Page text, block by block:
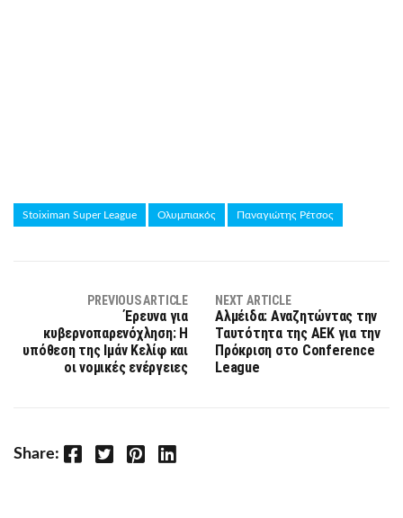
Stoiximan Super League Ολυμπιακός Παναγιώτης Ρέτσος
PREVIOUS ARTICLE
Έρευνα για
κυβερνοπαρενόχληση: Η
υπόθεση της Ιμάν Κελίφ και
οι νομικές ενέργειες
NEXT ARTICLE
Αλμέιδα: Αναζητώντας την
Ταυτότητα της ΑΕΚ για την
Πρόκριση στο Conference
League
Share: Facebook Twitter Pinterest LinkedIn